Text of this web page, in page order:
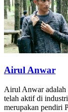
Airul Anwar
Airul Anwar adalah
telah aktif di
merupakan pendiri